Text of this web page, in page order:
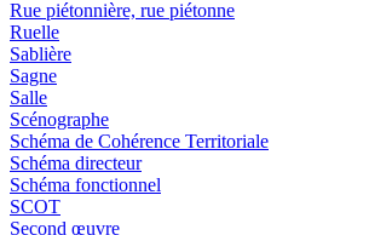
Rue piétonnière, rue piétonne
Ruelle
Sablière
Sagne
Salle
Scénographe
Schéma de Cohérence Territoriale
Schéma directeur
Schéma fonctionnel
SCOT
Second œuvre